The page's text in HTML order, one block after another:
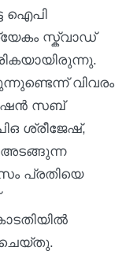
ഐപി
സ്ക്വാഡ്
വിവരം
സബ്
ശ്രീജേഷ്,
പ്രതിയെ
ചെയ്തു.